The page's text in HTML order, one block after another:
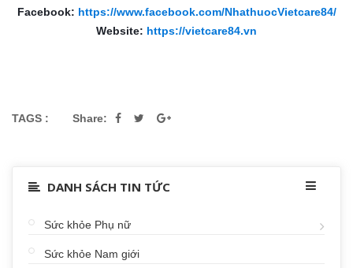
Facebook: https://www.facebook.com/NhathuocVietcare84/
Website: https://vietcare84.vn
TAGS : Share:
DANH SÁCH TIN TỨC
Sức khỏe Phụ nữ
Sức khỏe Nam giới